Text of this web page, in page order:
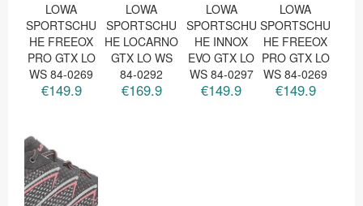
LOWA
SPORTSCHU
HE FREEOX
PRO GTX LO
WS 84-0269
€149.9
LOWA
SPORTSCHU
HE LOCARNO
GTX LO WS
84-0292
€169.9
LOWA
SPORTSCHU
HE INNOX
EVO GTX LO
WS 84-0297
€149.9
LOWA
SPORTSCHU
HE FREEOX
PRO GTX LO
WS 84-0269
€149.9